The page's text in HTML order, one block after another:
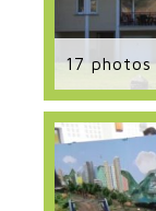
17 photos